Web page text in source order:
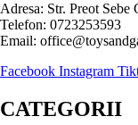
Adresa: Str. Preot
Telefon: 0723253593
Email:
Facebook Instagram
CATEGORII